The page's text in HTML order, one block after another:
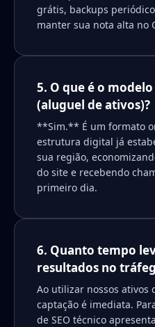
grátis, backups
manter sua nota alta no
5. O que é o
(aluguel de ativos)?
**Sim.** É um formato
estrutura digital já
sua região,
do site e recebendo
primeiro dia.
6. Quanto tempo
resultados no
Ao utilizar nossos ativos
captação é imediata.
de SEO técnico